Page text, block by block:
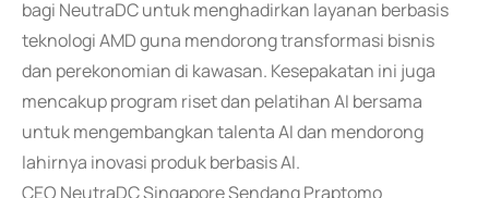
bagi NeutraDC untuk menghadirkan layanan berbasis
teknologi AMD guna mendorong transformasi bisnis
dan perekonomian di kawasan. Kesepakatan ini juga
mencakup program riset dan pelatihan AI bersama
untuk mengembangkan talenta AI dan mendorong
lahirnya inovasi produk berbasis AI.
CEO NeutraDC Singapore Sendang Praptomo